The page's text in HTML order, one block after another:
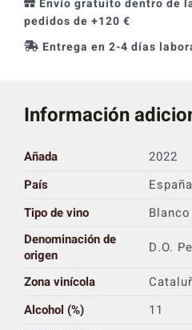
Envío gratuito dentro de
pedidos de +120 €
Entrega en 2-4 días
Información
Añada
2022
País
España
Tipo de vino
Blanco
Denominación de
origen
D.O.
Zona vinícola
Alcohol (%)
11